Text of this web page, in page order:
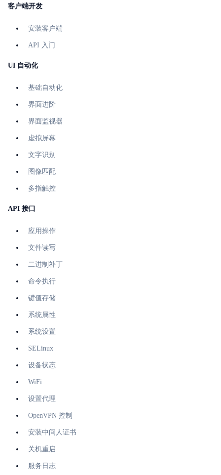
客户端开发
安装客户端
API 入门
UI 自动化
基础自动化
界面进阶
界面监视器
虚拟屏幕
文字识别
图像匹配
多指触控
API 接口
应用操作
文件读写
二进制补丁
命令执行
键值存储
系统属性
系统设置
SELinux
设备状态
WiFi
设置代理
OpenVPN 控制
安装中间人证书
关机重启
服务日志